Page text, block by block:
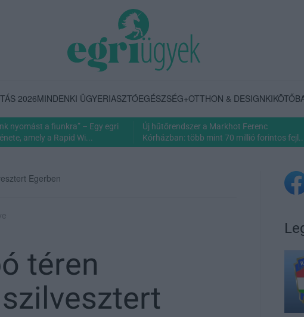
2026MINDENKI ÜGYERIASZTÓEGÉSZSÉG+OTTHON & DESIGNKIKÖTŐ
nyomást a fiunkra” – Egy egri
amely a Rapid Wi...
Új hűtőrendszer a Markhot Ferenc
Kórházban: több mint 70 millió forintos fejl...
Egerben
téren